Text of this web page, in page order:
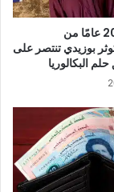
بعد أكثر من 20 عامًا من
بوزيدي تنتصر على
البكالوريا